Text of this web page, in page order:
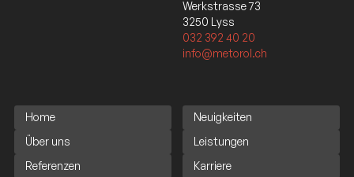
Werkstrasse 73
3250 Lyss
032 392 40 20
info@metorol.ch
Home
Über uns
Referenzen
Neuigkeiten
Leistungen
Karriere